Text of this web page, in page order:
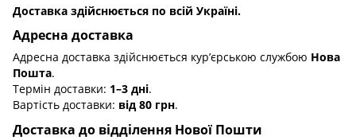
Доставка здійснюється по всій Україні.
Адресна доставка
Адресна доставка здійснюється кур’єрською службою Нова
Пошта.
Термін доставки: 1–3 дні.
Вартість доставки: від 80 грн.
Доставка до відділення Нової Пошти